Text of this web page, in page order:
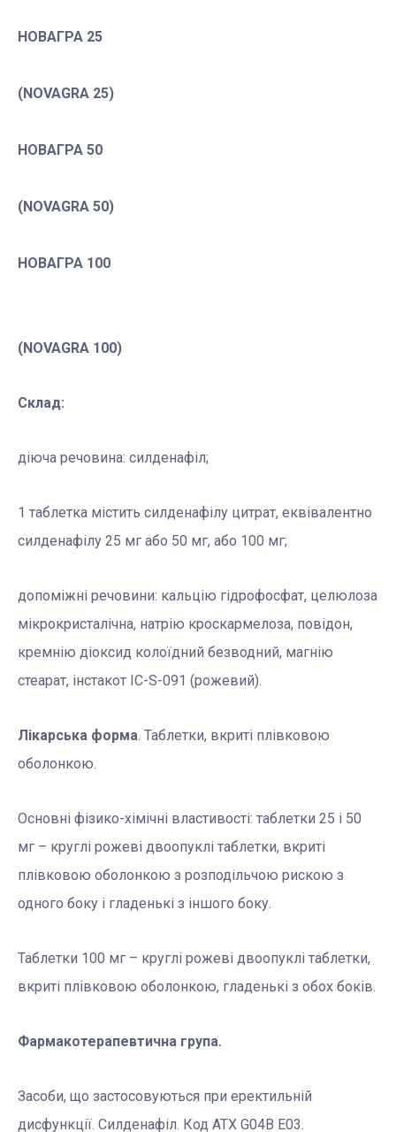
НОВАГРА 25
(NOVAGRA 25)
НОВАГРА 50
(NOVAGRA 50)
НОВАГРА 100
(NOVAGRA 100)
Склад:
діюча речовина: силденафіл;
1 таблетка містить силденафілу цитрат, еквівалентно
силденафілу 25 мг або 50 мг, або 100 мг;
допоміжні речовини: кальцію гідрофосфат, целюлоза
мікрокристалічна, натрію кроскармелоза, повідон,
кремнію діоксид колоїдний безводний, магнію
стеарат, інстакот IC-S-091 (рожевий).
Лікарська форма. Таблетки, вкриті плівковою
оболонкою.
Основні фізико-хімічні властивості: таблетки 25 і 50
мг – круглі рожеві двоопуклі таблетки, вкриті
плівковою оболонкою з розподільчою рискою з
одного боку і гладенькі з іншого боку.
Таблетки 100 мг – круглі рожеві двоопуклі таблетки,
вкриті плівковою оболонкою, гладенькі з обох боків.
Фармакотерапевтична група.
Засоби, що застосовуються при еректильній
дисфункції. Силденафіл. Код АТХ G04B E03.